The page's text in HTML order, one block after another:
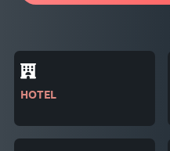
HOTEL